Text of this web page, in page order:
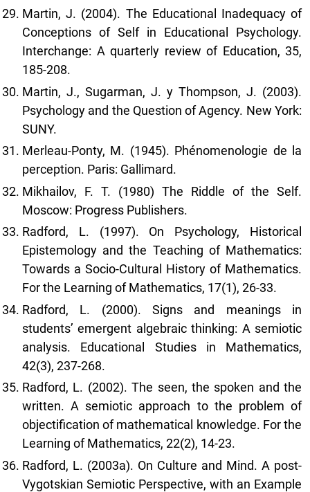
Martin, J. (2004). The Educational Inadequacy of
Conceptions of Self in Educational Psychology.
Interchange: A quarterly review of Education, 35,
185-208.
Martin, J., Sugarman, J. y Thompson, J. (2003).
Psychology and the Question of Agency. New York:
SUNY.
Merleau-Ponty, M. (1945). Phénomenologie de la
perception. Paris: Gallimard.
Mikhailov, F. T. (1980) The Riddle of the Self.
Moscow: Progress Publishers.
Radford, L. (1997). On Psychology, Historical
Epistemology and the Teaching of Mathematics:
Towards a Socio-Cultural History of Mathematics.
For the Learning of Mathematics, 17(1), 26-33.
Radford, L. (2000). Signs and meanings in
students’ emergent algebraic thinking: A semiotic
analysis. Educational Studies in Mathematics,
42(3), 237-268.
Radford, L. (2002). The seen, the spoken and the
written. A semiotic approach to the problem of
objectification of mathematical knowledge. For the
Learning of Mathematics, 22(2), 14-23.
Radford, L. (2003a). On Culture and Mind. A post-
Vygotskian Semiotic Perspective, with an Example